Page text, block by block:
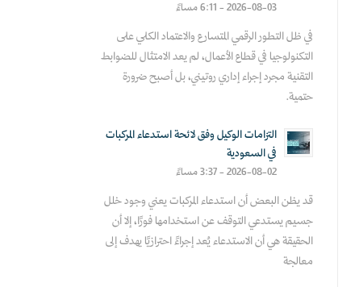
2026-08-03 - 6:11 مساءً
في ظل التطور الرقمي المتسارع والاعتماد الكلي على
التكنولوجيا في قطاع الأعمال، لم يعد الامتثال للضوابط
التقنية مجرد إجراء إداري روتيني، بل أصبح ضرورة
حتمية.
التزامات الوكيل وفق لائحة استدعاء المركبات
في السعودية
2026-08-02 - 3:37 مساءً
قد يظن البعض أن استدعاء المركبات يعني وجود خلل
جسيم يستدعي التوقف عن استخدامها فورًا، إلا أن
الحقيقة هي أن الاستدعاء يُعد إجراءً احترازيًا يهدف إلى
معالجة